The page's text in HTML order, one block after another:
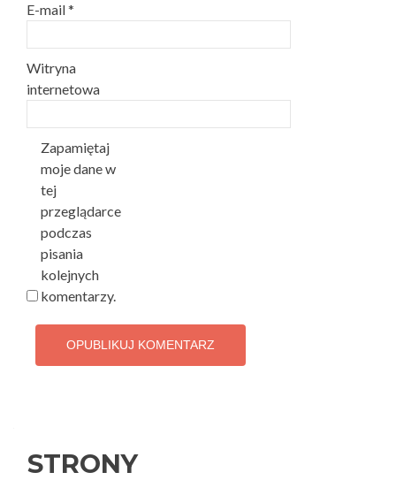
E-mail*
Witryna
internetowa
Zapamiętaj
moje dane w
tej
przeglądarce
podczas
pisania
kolejnych
komentarzy.
STRONY